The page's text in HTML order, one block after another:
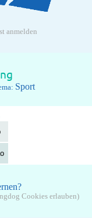
anmelden
Sport
Cookies erlauben)